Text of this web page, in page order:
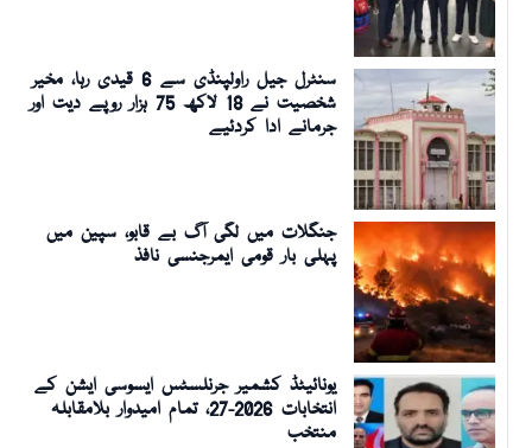
سنٹرل جیل راولپنڈی سے 6 قیدی رہا، مخیر
شخصیت نے 18 لاکھ 75 ہزار روپے دیت اور
جرمانے ادا کردئیے
جنگلات میں لگی آگ بے قابو، سپین میں
پہلی بار قومی ایمرجنسی نافذ
یونائیٹڈ کشمیر جرنلسٹس ایسوسی ایشن کے
انتخابات 2026-27، تمام امیدوار بلامقابلہ
منتخب